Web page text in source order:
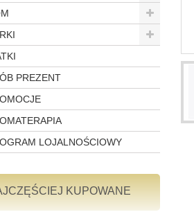
PREZENT
LOJALNOŚCIOWY
KUPOWANE